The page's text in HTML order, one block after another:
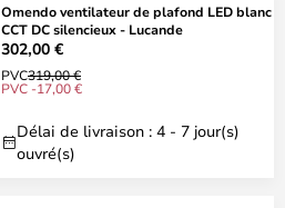
Omendo ventilateur de plafond LED blanc
CCT DC silencieux - Lucande
302,00 €
PVC319,00 €
PVC -17,00 €
Délai de livraison : 4 - 7 jour(s)
ouvré(s)